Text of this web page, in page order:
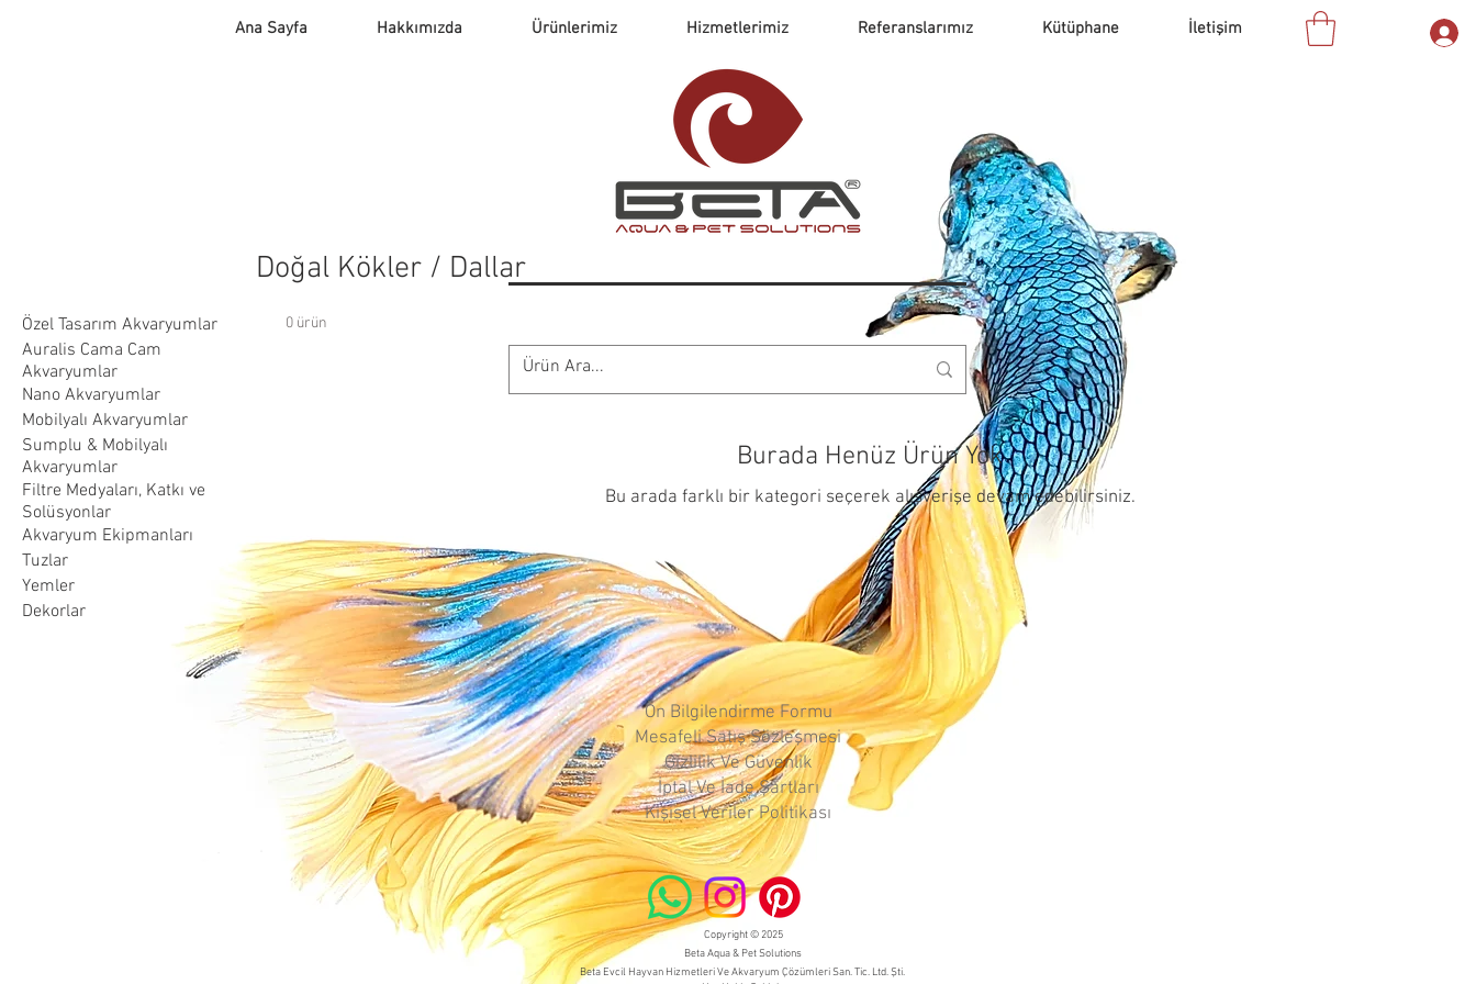
Ana Sayfa Hakkımızda Ürünlerimiz Hizmetlerimiz Referanslarımız Kütüphane İletişim
Doğal Kökler / Dallar
Özel Tasarım Akvaryumlar
Auralis Cama Cam
Akvaryumlar
Nano Akvaryumlar
Mobilyalı Akvaryumlar
Sumplu & Mobilyalı
Akvaryumlar
Filtre Medyaları, Katkı ve
Solüsyonlar
Akvaryum Ekipmanları
Tuzlar
Yemler
Dekorlar
0 ürün
Burada Henüz Ürün Yok
Bu arada farklı bir kategori seçerek alışverişe devam edebilirsiniz.
Ön Bilgilendirme Formu
Mesafeli Satış Sözleşmesi
Gizlilik Ve Güvenlik
İptal Ve İade Şartları
Kişisel Veriler Politikası
Copyright © 2025
Beta Aqua & Pet Solutions
Beta Evcil Hayvan Hizmetleri Ve Akvaryum Çözümleri San. Tic. Ltd. Şti.